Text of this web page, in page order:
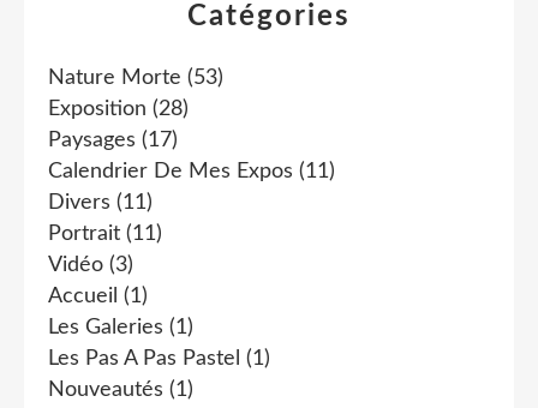
Catégories
Nature Morte (53)
Exposition (28)
Paysages (17)
Calendrier De Mes Expos (11)
Divers (11)
Portrait (11)
Vidéo (3)
Accueil (1)
Les Galeries (1)
Les Pas A Pas Pastel (1)
Nouveautés (1)